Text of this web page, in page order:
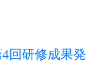
回研修成果発